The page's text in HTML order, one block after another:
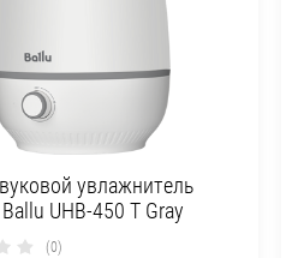
увлажнитель
UHB-450 T Gray
(0)